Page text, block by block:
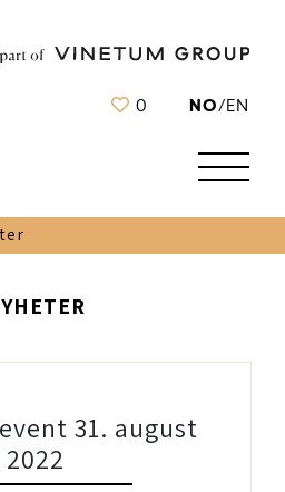
0 NO/EN
31. august
2022